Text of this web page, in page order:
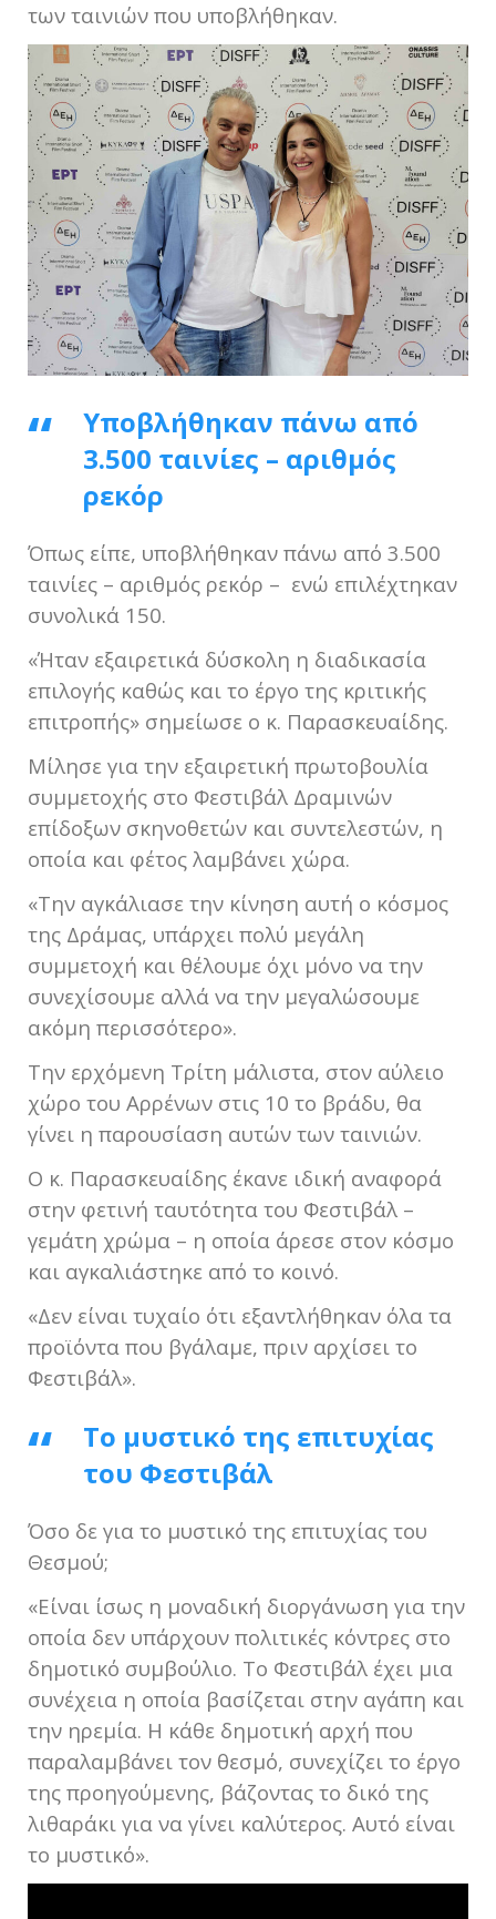
των ταινιών που υποβλήθηκαν.
Υποβλήθηκαν πάνω από
3.500 ταινίες – αριθμός
ρεκόρ
Όπως είπε, υποβλήθηκαν πάνω από 3.500
ταινίες – αριθμός ρεκόρ – ενώ επιλέχτηκαν
συνολικά 150.
«Ήταν εξαιρετικά δύσκολη η διαδικασία
επιλογής καθώς και το έργο της κριτικής
επιτροπής» σημείωσε ο κ. Παρασκευαίδης.
Μίλησε για την εξαιρετική πρωτοβουλία
συμμετοχής στο Φεστιβάλ Δραμινών
επίδοξων σκηνοθετών και συντελεστών, η
οποία και φέτος λαμβάνει χώρα.
«Την αγκάλιασε την κίνηση αυτή ο κόσμος
της Δράμας, υπάρχει πολύ μεγάλη
συμμετοχή και θέλουμε όχι μόνο να την
συνεχίσουμε αλλά να την μεγαλώσουμε
ακόμη περισσότερο».
Την ερχόμενη Τρίτη μάλιστα, στον αύλειο
χώρο του Αρρένων στις 10 το βράδυ, θα
γίνει η παρουσίαση αυτών των ταινιών.
Ο κ. Παρασκευαίδης έκανε ιδική αναφορά
στην φετινή ταυτότητα του Φεστιβάλ –
γεμάτη χρώμα – η οποία άρεσε στον κόσμο
και αγκαλιάστηκε από το κοινό.
«Δεν είναι τυχαίο ότι εξαντλήθηκαν όλα τα
προϊόντα που βγάλαμε, πριν αρχίσει το
Φεστιβάλ».
Το μυστικό της επιτυχίας
του Φεστιβάλ
Όσο δε για το μυστικό της επιτυχίας του
Θεσμού;
«Είναι ίσως η μοναδική διοργάνωση για την
οποία δεν υπάρχουν πολιτικές κόντρες στο
δημοτικό συμβούλιο. Το Φεστιβάλ έχει μια
συνέχεια η οποία βασίζεται στην αγάπη και
την ηρεμία. Η κάθε δημοτική αρχή που
παραλαμβάνει τον θεσμό, συνεχίζει το έργο
της προηγούμενης, βάζοντας το δικό της
λιθαράκι για να γίνει καλύτερος. Αυτό είναι
το μυστικό».